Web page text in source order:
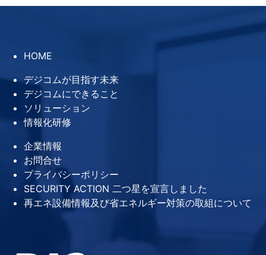
HOME
デジコムが目指す未来
デジコムにできること
ソリューション
情報化研修
企業情報
お問合せ
プライバシーポリシー
SECURITY ACTION 二つ星を宣言しました
再エネ設備情報及び省エネルギー対策の取組について